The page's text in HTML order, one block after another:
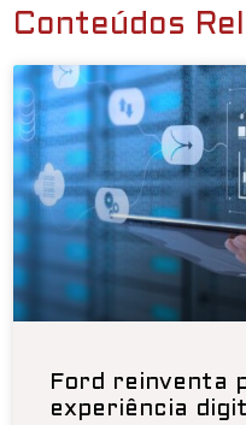
Conteúdos
Ford reinventa
experiência